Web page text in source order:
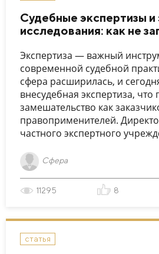
Судебные экспертизы и
исследования: как не
Экспертиза — важный
современной судебной
сфера расширилась, и
внесудебная экспертиза, что
замешательство как
правоприменителей.
частного экспертного
Сфера
11295 8
статья